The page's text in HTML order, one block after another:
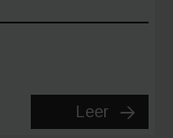
Leer
Aparcar